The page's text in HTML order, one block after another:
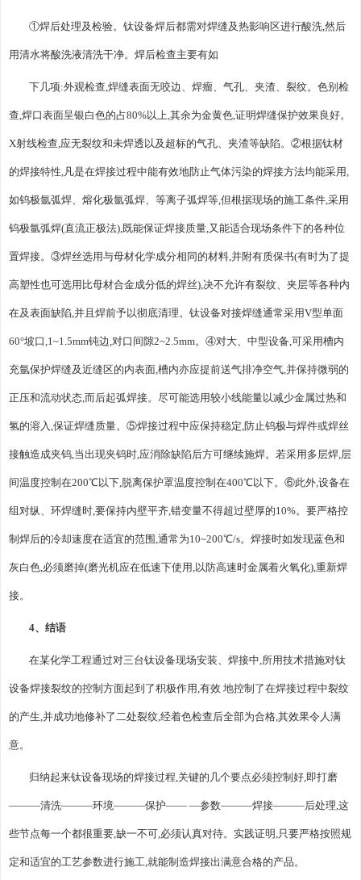
①焊后处理及检验。钛设备焊后都需对焊缝及热影响区进行酸洗,然后
用清水将酸洗液清洗干净。焊后检查主要有如
下几项:外观检查,焊缝表面无咬边、焊瘤、气孔、夹渣、裂纹。色别检
查,焊口表面呈银白色的占80%以上,其余为金黄色,证明焊缝保护效果良好。
X射线检查,应无裂纹和未焊透以及超标的气孔、夹渣等缺陷。②根据钛材
的焊接特性,凡是在焊接过程中能有效地防止气体污染的焊接方法均能采用,
如钨极氩弧焊、熔化极氩弧焊、等离子弧焊等,但根据现场的施工条件,采用
钨极氩弧焊(直流正极法),既能保证焊接质量,又能适合现场条件下的各种位
置焊接。③焊丝选用与母材化学成分相同的材料,并附有质保书(有时为了提
高塑性也可选用比母材合金成分低的焊丝),决不允许有裂纹、夹层等各种内
在及表面缺陷,并且焊前予以彻底清理。钛设备对接焊缝通常采用V型单面
60°坡口,1~1.5mm钝边,对口间隙2~2.5mm。④对大、中型设备,可采用槽内
充氩保护焊缝及近缝区的内表面,槽内亦应提前送气排净空气,并保持微弱的
正压和流动状态,而后起弧焊接。尽可能选用较小线能量以减少金属过热和
氢的溶入,保证焊缝质量。⑤焊接过程中应保持稳定,防止钨极与焊件或焊丝
接触造成夹钨,当出现夹钨时,应消除缺陷后方可继续施焊。若采用多层焊,层
间温度控制在200℃以下,脱离保护罩温度控制在400℃以下。⑥此外,设备在
组对纵、环焊缝时,要保持内壁平齐,错变量不得超过壁厚的10%。要严格控
制焊后的冷却速度在适宜的范围,通常为10~200℃/s。焊接时如发现蓝色和
灰白色,必须磨掉(磨光机应在低速下使用,以防高速时金属着火氧化),重新焊
接。
4、结语
在某化学工程通过对三台钛设备现场安装、焊接中,所用技术措施对钛
设备焊接裂纹的控制方面起到了积极作用,有效 地控制了在焊接过程中裂纹
的产生,并成功地修补了二处裂纹,经着色检查后全部为合格,其效果令人满
意。
归纳起来钛设备现场的焊接过程,关键的几个要点必须控制好,即打磨
———清洗———环境———保护—— —参数———焊接———后处理,这
些节点每一个都很重要,缺一不可,必须认真对待。实践证明,只要严格按照规
定和适宜的工艺参数进行施工,就能制造焊接出满意合格的产品。